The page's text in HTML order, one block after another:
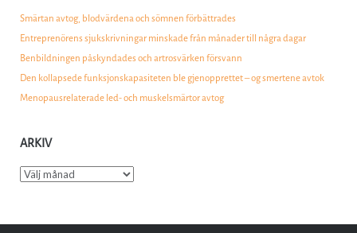
Smärtan avtog, blodvärdena och sömnen förbättrades
Entreprenörens sjukskrivningar minskade från månader till några dagar
Benbildningen påskyndades och artrosvärken försvann
Den kollapsede funksjonskapasiteten ble gjenopprettet – og smertene avtok
Menopausrelaterade led- och muskelsmärtor avtog
ARKIV
Arkiv